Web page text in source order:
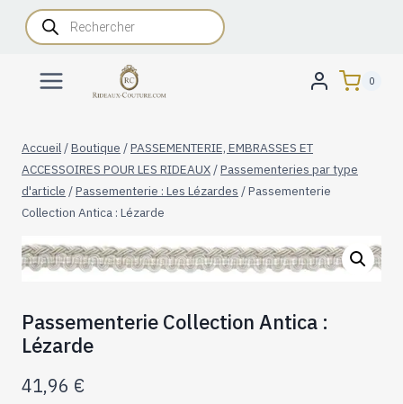
AllerRecherche
de
produits
0
Accueil /Boutique /PASSEMENTERIE, EMBRASSES ET
ACCESSOIRES POUR LES RIDEAUX /Passementeries par type
d'article /Passementerie : Les Lézardes /Passementerie
Collection Antica : Lézarde
Passementerie Collection Antica :
Lézarde
41,96 €